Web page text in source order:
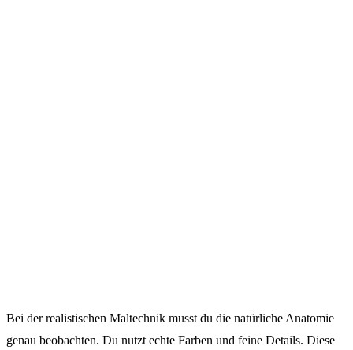
Bei der realistischen Maltechnik musst du die natürliche Anatomie
genau beobachten. Du nutzt echte Farben und feine Details. Diese